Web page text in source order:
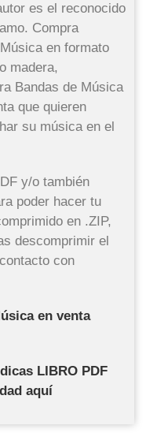
es el reconocido
Compra
en formato
madera,
Bandas de Música
que quieren
su música en el
y/o también
poder hacer tu
en .ZIP,
descomprimir el
con
en venta
LIBRO PDF
aquí